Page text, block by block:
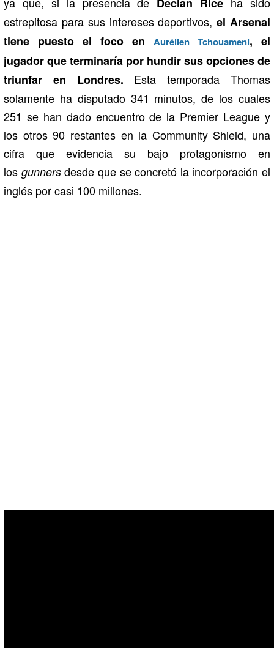
estrepitosa para sus intereses deportivos,el Arsenal
tiene puesto el foco en Aurélien Tchouameni, el
jugador que terminaría por hundir sus opciones de
triunfar en Londres. Esta temporada Thomas
solamente ha disputado 341 minutos, de los cuales
251 se han dado encuentro de la Premier League y
los otros 90 restantes en la Community Shield, una
cifra que evidencia su bajo protagonismo en
los gunnersdesde que se concretó la incorporación el
inglés por casi 100 millones.